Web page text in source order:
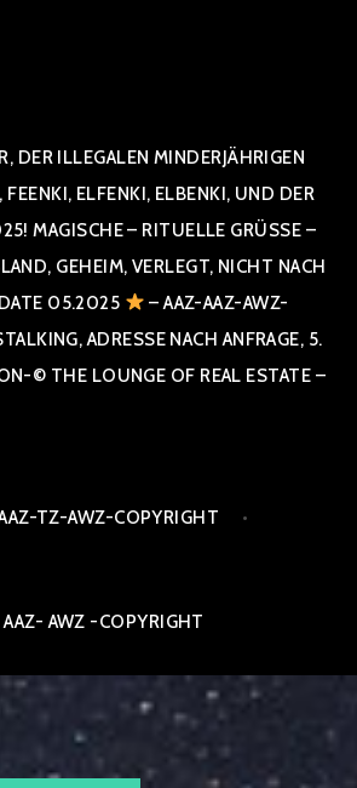
DER ILLEGALEN MINDERJÄHRIGEN
ELFENKI, ELBENKI, UND DER
– RITUELLE GRÜSSE – GR
GEHEIM, VERLEGT, NICHT NACH SPA
05.2025
– AAZ-AAZ-AWZ-
ADRESSE NACH ANFRAGE, 5. E
THE LOUNGE OF REAL ESTATE – CO
TZ-AWZ-COPYRIGHT
AWZ -COPYRIGHT